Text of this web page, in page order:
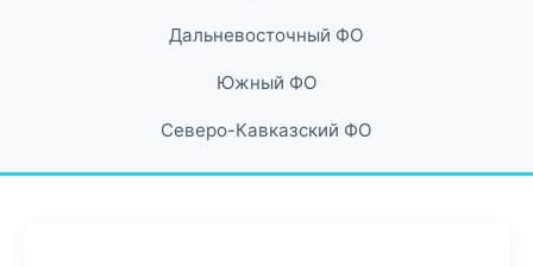
Дальневосточный ФО
Южный ФО
Северо-Кавказский ФО